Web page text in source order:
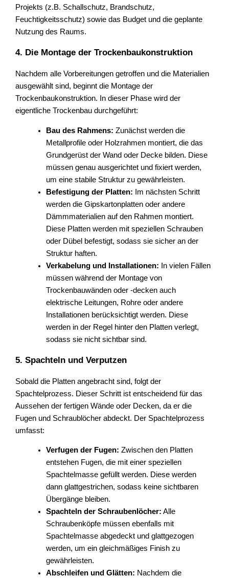
Projekts (z.B. Schallschutz, Brandschutz,
Feuchtigkeitsschutz) sowie das Budget und die geplante
Nutzung des Raums.
4. Die Montage der Trockenbaukonstruktion
Nachdem alle Vorbereitungen getroffen und die Materialien
ausgewählt sind, beginnt die Montage der
Trockenbaukonstruktion. In dieser Phase wird der
eigentliche Trockenbau durchgeführt:
Bau des Rahmens: Zunächst werden die
Metallprofile oder Holzrahmen montiert, die das
Grundgerüst der Wand oder Decke bilden. Diese
müssen genau ausgerichtet und fixiert werden,
um eine stabile Struktur zu gewährleisten.
Befestigung der Platten: Im nächsten Schritt
werden die Gipskartonplatten oder andere
Dämmmaterialien auf den Rahmen montiert.
Diese Platten werden mit speziellen Schrauben
oder Dübel befestigt, sodass sie sicher an der
Struktur haften.
Verkabelung und Installationen: In vielen Fällen
müssen während der Montage von
Trockenbauwänden oder -decken auch
elektrische Leitungen, Rohre oder andere
Installationen berücksichtigt werden. Diese
werden in der Regel hinter den Platten verlegt,
sodass sie nicht sichtbar sind.
5. Spachteln und Verputzen
Sobald die Platten angebracht sind, folgt der
Spachtelprozess. Dieser Schritt ist entscheidend für das
Aussehen der fertigen Wände oder Decken, da er die
Fugen und Schraublöcher abdeckt. Der Spachtelprozess
umfasst:
Verfugen der Fugen: Zwischen den Platten
entstehen Fugen, die mit einer speziellen
Spachtelmasse gefüllt werden. Diese werden
dann glattgestrichen, sodass keine sichtbaren
Übergänge bleiben.
Spachteln der Schraubenlöcher: Alle
Schraubenköpfe müssen ebenfalls mit
Spachtelmasse abgedeckt und glattgezogen
werden, um ein gleichmäßiges Finish zu
gewährleisten.
Abschleifen und Glätten: Nachdem die